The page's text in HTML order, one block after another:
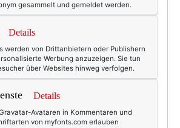
Wie ich mal aus
eine Tasche kaufte!
einmal München und zurück:
Nicht, dass ich nicht
Aber ich musste sie retten! So
gesammelt und gemeldet werden.
Details
werden von Drittanbietern oder Publishern
Werbung anzuzeigen. Sie tun
über Websites hinweg verfolgen.
Details
Avataren in Kommentaren und
von myfonts.com erlauben